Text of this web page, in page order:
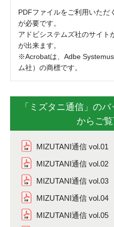
PDFファイルをご利用いただ
が必要です。
アドビシステムズ社のサイト
が出来ます。
※Acrobatは、Adbe
ム社）の商標です。
「ミズタニ通信」の
からご覧
MIZUTANI通信 vol.01
MIZUTANI通信 vol.02
MIZUTANI通信 vol.03
MIZUTANI通信 vol.04
MIZUTANI通信 vol.05